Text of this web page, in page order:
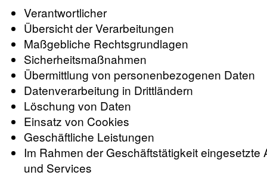
Verantwortlicher
Übersicht der Verarbeitungen
Maßgebliche Rechtsgrundlagen
Sicherheitsmaßnahmen
Übermittlung von personenbezogenen Daten
Datenverarbeitung in Drittländern
Löschung von Daten
Einsatz von Cookies
Geschäftliche Leistungen
Im Rahmen der Geschäftstätigkeit eingesetzte
und Services